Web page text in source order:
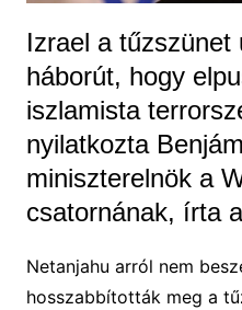
Izrael a tűzszünet
háborút, hogy
iszlamista
nyilatkozta
miniszterelnök a
csatornának, írta
Netanjahu arról nem
hosszabbították meg a